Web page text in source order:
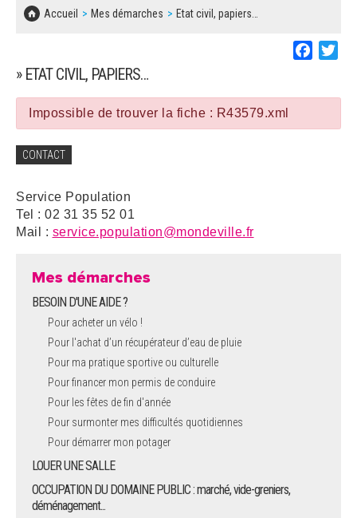
Accueil Mes démarches Etat civil, papiers…
» ETAT CIVIL, PAPIERS…
Impossible de trouver la fiche : R43579.xml
CONTACT
Service Population
Tel : 02 31 35 52 01
Mail : service.population@mondeville.fr
Mes démarches
BESOIN D'UNE AIDE ?
Pour acheter un vélo !
Pour l'achat d’un récupérateur d’eau de pluie
Pour ma pratique sportive ou culturelle
Pour financer mon permis de conduire
Pour les fêtes de fin d'année
Pour surmonter mes difficultés quotidiennes
Pour démarrer mon potager
LOUER UNE SALLE
OCCUPATION DU DOMAINE PUBLIC : marché, vide-greniers,
déménagement...
CONCERTATIONS PUBLIQUES
SOLIDARITÉ, LOGEMENT
EMPLOI
URBANISME
POLICE MUNICIPALE
BESOIN D'UNE AIDE ?
LES ASSOCIATIONS
MARCHÉS PUBLICS
SUR LES RISQUES MAJEURS
REGLEMENT LOCAL DE PUBLICITÉ
DECLARATION DE DEMARCHAGE
DOSSIER DE DEMANDE DE SUBVENTION
DEMANDE DE PRÊT DE MATERIEL
FICHE D'ORGANISATION MANIFESTATION
PLAN D'ACTION MUNICIPAL
ARRÊTÉS MUNICIPAUX